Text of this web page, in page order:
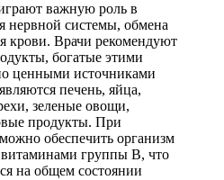
важную роль в
нервной системы, обмена
крови. Врачи рекомендуют
богатые этими
ценными источниками
печень, яйца,
зеленые овощи,
продукты. При
обеспечить организм
группы B, что
на общем состоянии